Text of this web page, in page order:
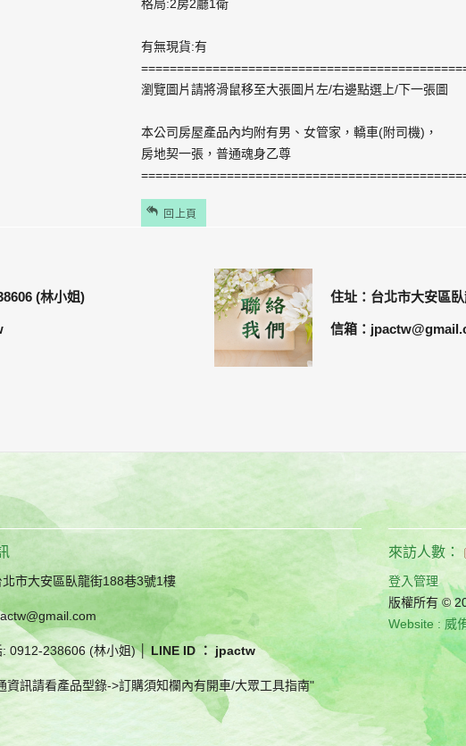
格局:2房2廳1衛
有無現貨:有
瀏覽圖片請將滑鼠移至大張圖片左/右邊點選上/下一張圖
本公司房屋產品內均附有男、女管家，轎車(附司機)，
房地契一張，普通魂身乙尊
回上頁
(林小姐) 住址：台北市大安區
信箱：
市大安區臥龍街188巷3號1樓
: 0912-238606 (林小姐) │LINE ID ： jpactw
資訊請看產品型錄->訂購須知欄內有開車/大眾工具指南"
來訪人數：
登入管理
版權所有 ©
Website : 威